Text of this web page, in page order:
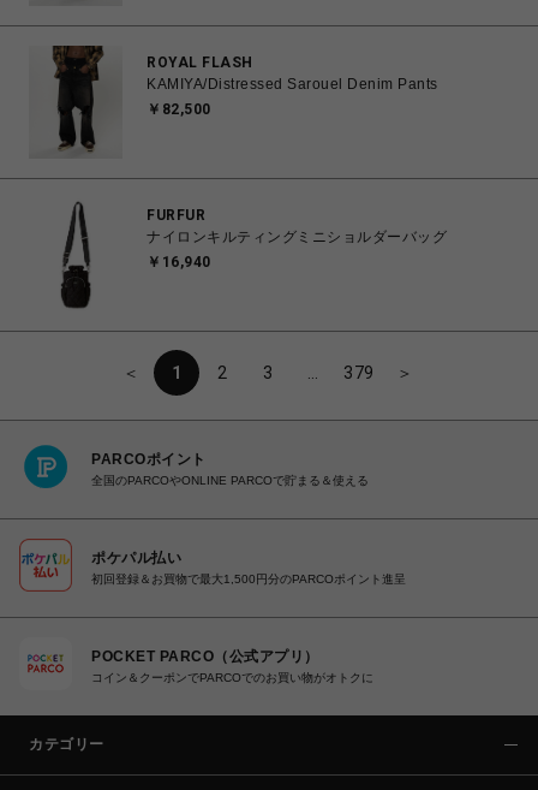
ROYAL FLASH
KAMIYA/Distressed Sarouel Denim Pants
￥82,500
FURFUR
ナイロンキルティングミニショルダーバッグ
￥16,940
＜ 1 2 3 379 ＞
PARCOポイント
全国のPARCOやONLINE PARCOで貯まる＆使える
ポケパル払い
初回登録＆お買物で最大1,500円分のPARCOポイント進呈
POCKET PARCO（公式アプリ）
コイン＆クーポンでPARCOでのお買い物がオトクに
カテゴリー